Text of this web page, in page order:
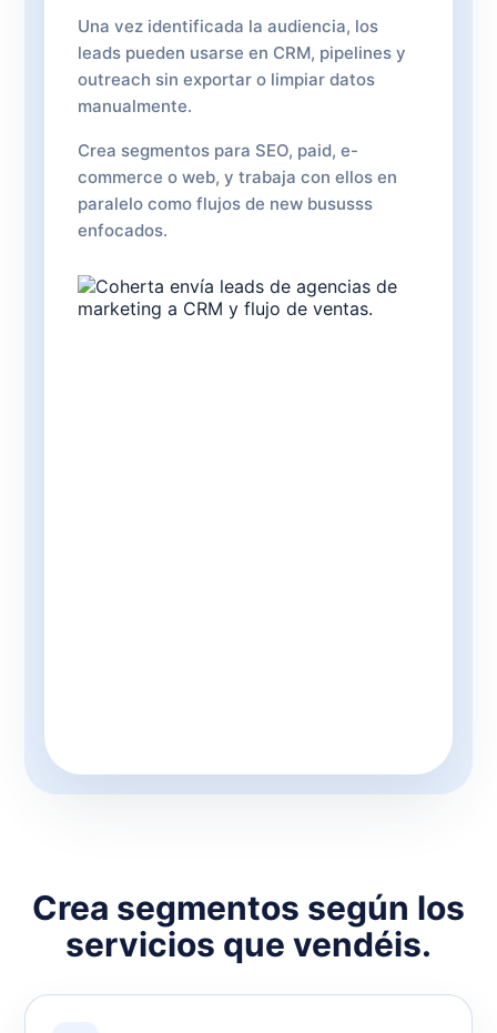
Una vez identificada la audiencia, los
leads pueden usarse en CRM, pipelines y
outreach sin exportar o limpiar datos
manualmente.
Crea segmentos para SEO, paid, e-
commerce o web, y trabaja con ellos en
paralelo como flujos de new bususss
enfocados.
Crea segmentos según los
servicios que vendéis.